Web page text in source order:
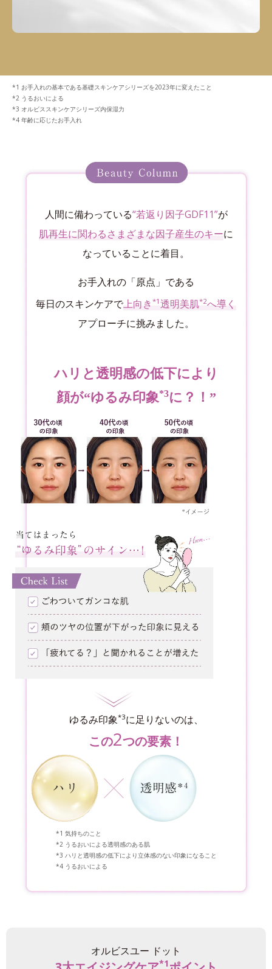
お手入れの基本である基礎スキンケアシリーズを2023年に変えたこと
うるおいによる
オルビススキンケアシリーズ内保湿力
年齢に応じたお手入れ
人間に備わっている“若返り因子GDF11”が
肌再生に関わるさまざまな因子産生のキーに
なっていることに着目。
お手入れの「原点」である
毎日のスキンケアで上向き *1 透明美肌*2へ導く
アプローチに挑みました。
ハリと透明感の低下により
顔が“ゆるみ印象*3に？！”
ゆるみ印象*3に足りないのは、
この2つの要素！
気持ちのこと
うるおいによる透明感のある肌
ハリと透明感の低下により立体感のない印象になること
うるおいによる
オルビスユー ドット
*1